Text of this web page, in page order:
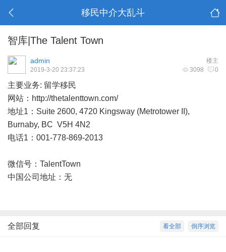
移民中介大乱斗
智库|The Talent Town
楼主
admin
3098 0
2019-3-20 23:37:23
主要业务: 留学移民
网站： http://thetalenttown.com/
地址1：Suite 2600, 4720 Kingsway (Metrotower II),
Burnaby, BC V5H 4N2
电话1：001-778-869-2013
微信号：TalentTown
中国公司地址：无
倒序浏览
看全部
全部回复